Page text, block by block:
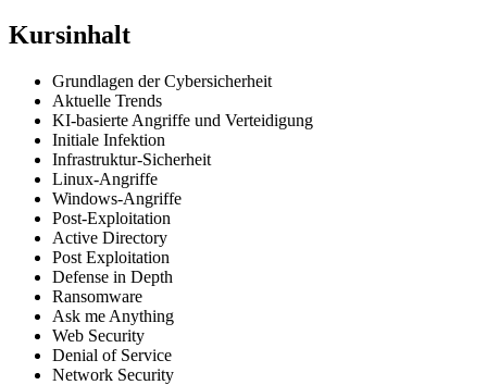
Kursinhalt
Grundlagen der Cybersicherheit
Aktuelle Trends
KI-basierte Angriffe und Verteidigung
Initiale Infektion
Infrastruktur-Sicherheit
Linux-Angriffe
Windows-Angriffe
Post-Exploitation
Active Directory
Post Exploitation
Defense in Depth
Ransomware
Ask me Anything
Web Security
Denial of Service
Network Security